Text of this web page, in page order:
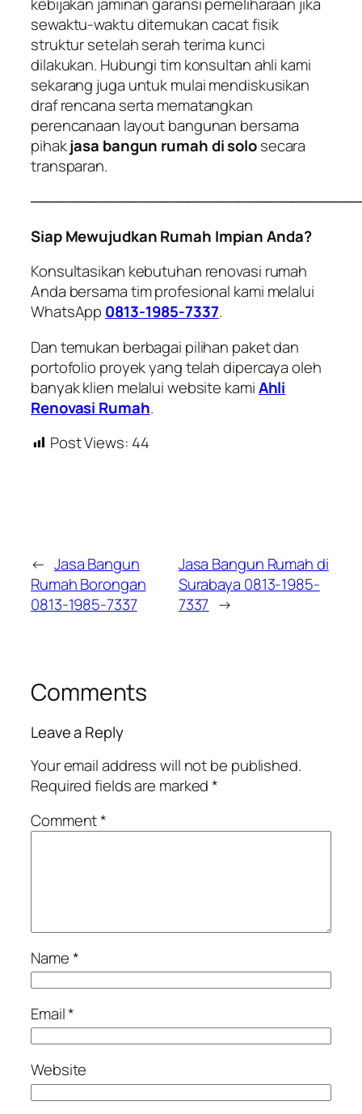
sewaktu-waktu ditemukan cacat fisik
struktur setelah serah terima kunci
dilakukan. Hubungi tim konsultan ahli kami
sekarang juga untuk mulai mendiskusikan
draf rencana serta mematangkan
perencanaan layout bangunan bersama
pihakjasa bangun rumah di solosecara
transparan.
Siap Mewujudkan Rumah Impian Anda?
Konsultasikan kebutuhan renovasi rumah
Anda bersama tim profesional kami melalui
WhatsApp 0813-1985-7337.
Dan temukan berbagai pilihan paket dan
portofolio proyek yang telah dipercaya oleh
banyak klien melalui website kamiAhli
Renovasi Rumah.
Post Views: 44
← Jasa Bangun
Rumah Borongan
0813-1985-7337
Jasa Bangun Rumah di
Surabaya 0813-1985-
7337 →
Comments
Leave a Reply
Your email address will not be published.
Required fields are marked*
Comment*
Name*
Email*
Website